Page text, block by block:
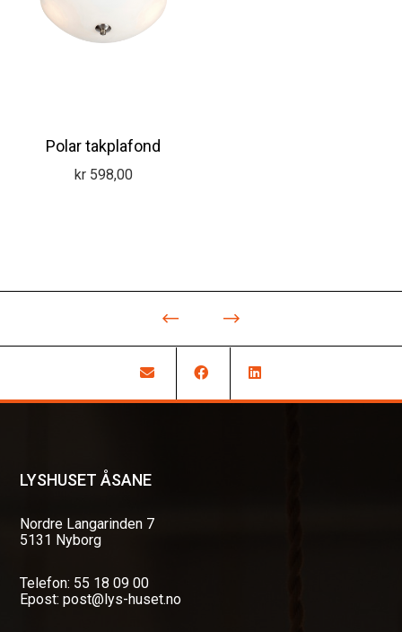
Polar takplafond
kr598,00
LYSHUSET ÅSANE
Nordre Langarinden 7
5131 Nyborg
Telefon: 55 18 09 00
Epost: post@lys-huset.no